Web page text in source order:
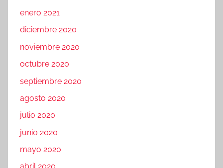
enero 2021
diciembre 2020
noviembre 2020
octubre 2020
septiembre 2020
agosto 2020
julio 2020
junio 2020
mayo 2020